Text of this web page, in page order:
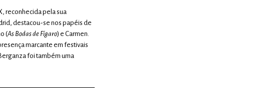
reconhecida pela sua
destacou-se nos papéis de
(As Bodas de Fígaro) e Carmen.
marcante em festivais
foi também uma